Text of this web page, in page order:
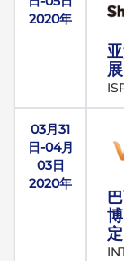
2020年
展
03月31
日-04月
03日
2020年
定